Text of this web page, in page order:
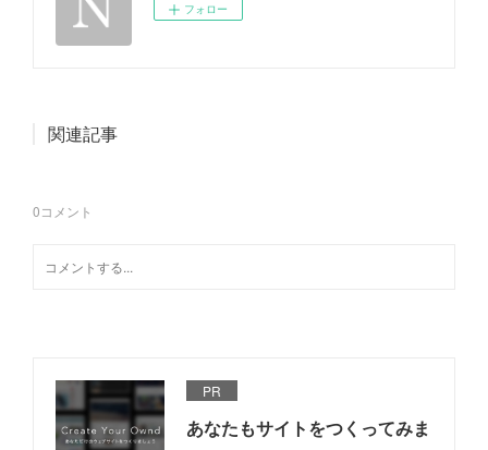
フォロー
関連記事
0コメント
PR
あなたもサイトをつくってみま